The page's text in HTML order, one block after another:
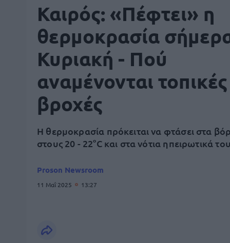
Καιρός: «Πέφτει» η
θερμοκρασία
Κυριακή - Πού
αναμένονται τοπικές
βροχές
Η θερμοκρασία πρόκειται να φτάσει στα
στους 20 - 22°C και στα νότια ηπειρωτικά
Proson Newsroom
11 Μαΐ 2025 13:27